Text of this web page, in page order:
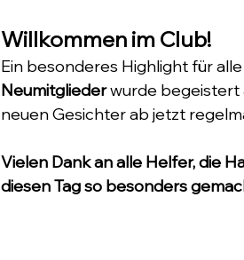
Willkommen im Club!
Ein besonderes Highlight für
Neumitglieder wurde begeistert
neuen Gesichter ab jetzt
Vielen Dank an alle Helfer, die
diesen Tag so besonders